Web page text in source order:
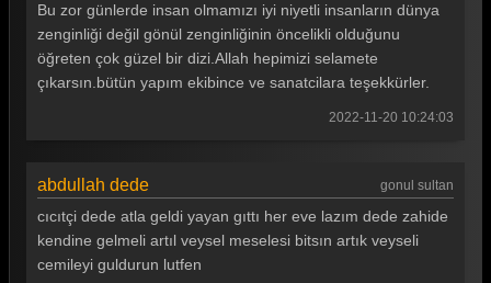
Gönül Dağı 30. Bölüm
Gönül Dağı 29. Bölüm
Gönül Dağı 28. Bölüm
Gönül Dağı 25. Bölüm
Gönül Dağı 24. Bölüm
Bu zor günlerde insan olmamızı iyi niyetli insanların dünya
zenginliği değil gönül zenginliğinin öncelikli olduğunu
öğreten çok güzel bir dizi.Allah hepimizi selamete
çıkarsın.bütün yapım ekibince ve sanatcilara teşekkürler.
2022-11-20 10:24:03
abdullah dede gonul sultan
cıcıtçi dede atla geldi yayan gıttı her eve lazım dede zahide
kendine gelmeli artıl veysel meselesi bitsın artık veyseli
cemileyi guldurun lutfen